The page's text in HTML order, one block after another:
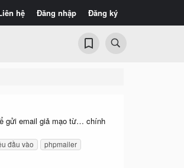
hệ Đăng nhập Đăng ký
gửi email giả mạo từ… chính
đầu vào
phpmailer